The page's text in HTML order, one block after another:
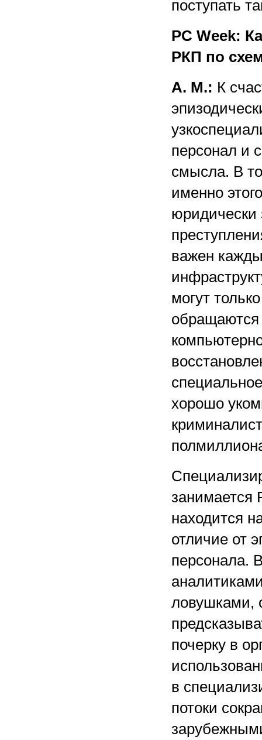
поступать
PC Week:
РКП по
А. М.: К
персонал и
смысла. В
именно
юридически
важен
могут
обращаются
хорошо
занимается
находится
отличие от
персонала.
ловушками,
почерку в
в
потоки